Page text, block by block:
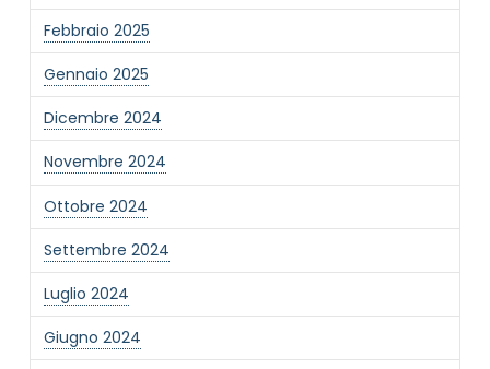
Febbraio 2025
Gennaio 2025
Dicembre 2024
Novembre 2024
Ottobre 2024
Settembre 2024
Luglio 2024
Giugno 2024